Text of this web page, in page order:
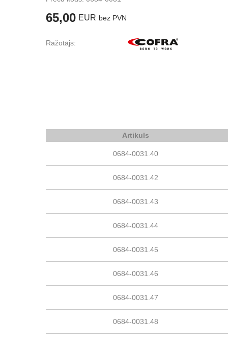
65,00 EUR bez PVN
Ražotājs:
Artikuls
0684-0031.40
0684-0031.42
0684-0031.43
0684-0031.44
0684-0031.45
0684-0031.46
0684-0031.47
0684-0031.48